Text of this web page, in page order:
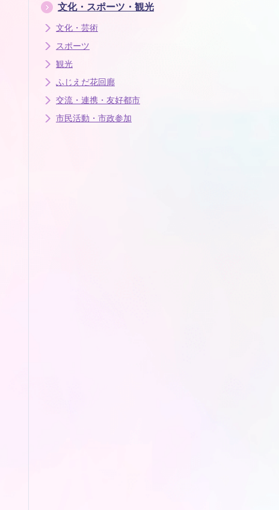
文化・スポーツ・観光
文化・芸術
スポーツ
観光
ふじえだ花回廊
交流・連携・友好都市
市民活動・市政参加